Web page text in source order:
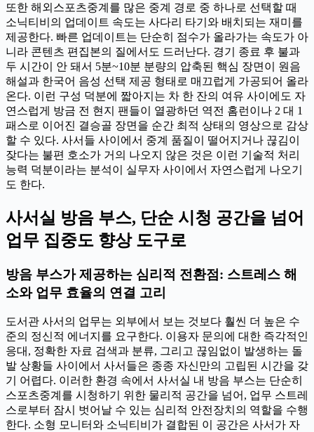
또한 해외스포츠중계를 많은 중계 경로 중 하나로 선택할 때
소닉티비의 업데이트 속도는 사다리 타기와 배치되는 재미를
제공한다. 빠른 업데이트는 단순히 점수가 올라가는 속도가 아
니라 콘텐츠 편집본의 질에서도 드러난다. 경기 종료 후 불과
두 시간이 안 돼서 5분~10분 분량의 압축된 핵심 장면이 원음
해설과 한국어 음성 선택 제공 형태로 매끄럽게 가공되어 올라
온다. 이런 구성 덕분에 짧아지는 차 한 잔의 여유 사이에도 자
연스럽게 방금 전 현지 팬들이 열광하던 역전 홈런이나 2 대 1
패스로 이어진 결승골 장면을 순간 최적 상태의 영상으로 감상
할 수 있다. 사서들 사이에서 중계 품질이 떨어지거나 끊김이
잦다는 불편 호소가 거의 나오지 않은 것은 이런 기술적 처리
능력 덕분이라는 분석이 실무자 사이에서 자연스럽게 나오기
도 한다.
사서실 방음 부스, 단순 시청 공간을 넘어
업무 집중도 향상 도구로
방음 부스가 제공하는 심리적 전환점: 스트레스 해
소와 업무 효율의 연결 고리
도서관 사서의 업무는 외부에서 보는 것보다 훨씬 더 높은 수
준의 정신적 에너지를 요구한다. 이용자 문의에 대한 즉각적인
응대, 정확한 자료 검색과 분류, 그리고 끊임없이 발생하는 돌
발 상황들 사이에서 사서들은 종종 자신만의 고립된 시간을 갖
기 어렵다. 이러한 환경 속에서 사서실 내 방음 부스는 단순히
스포츠중계를 시청하기 위한 물리적 공간을 넘어, 업무 스트레
스로부터 잠시 벗어날 수 있는 심리적 안전장치의 역할을 수행
한다. 소형 모니터와 소닉티비가 결합된 이 공간은 사서가 자